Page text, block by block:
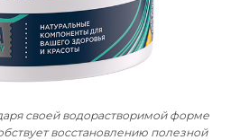
своей водорастворимой форме
восстановлению полезной